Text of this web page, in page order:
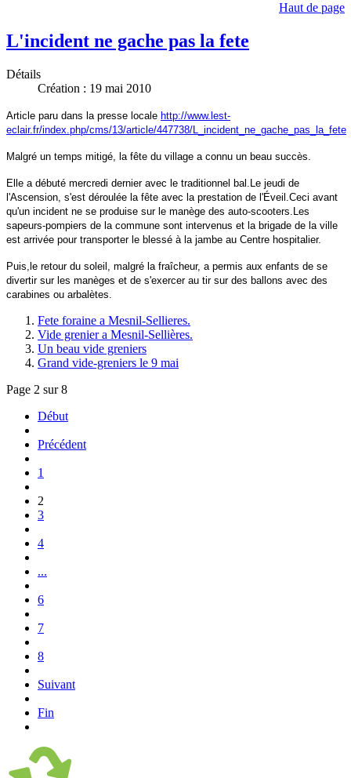
Haut de page
L'incident ne gache pas la fete
Détails
Création : 19 mai 2010
Article paru dans la presse locale http://www.lest-
eclair.fr/index.php/cms/13/article/447738/L_incident_ne_gache_pas_la_fete
Malgré un temps mitigé, la fête du village a connu un beau succès.
Elle a débuté mercredi dernier avec le traditionnel bal.
Le jeudi de
l'Ascension, s'est déroulée la fête avec la prestation de l'Éveil. Ceci avant
qu'un incident ne se produise sur le manège des auto-scooters.
Les
sapeurs-pompiers de la commune sont intervenus et la brigade de la ville
est arrivée pour transporter le blessé à la jambe au Centre hospitalier.
Puis,le retour du soleil, malgré la fraîcheur, a permis aux enfants de se
divertir sur les manèges et de s'exercer au tir sur des ballons avec des
carabines ou arbalètes.
Fete foraine a Mesnil-Sellieres.
Vide grenier a Mesnil-Sellières.
Un beau vide greniers
Grand vide-greniers le 9 mai
Page 2 sur 8
Début
Précédent
1
2
3
4
...
6
7
8
Suivant
Fin